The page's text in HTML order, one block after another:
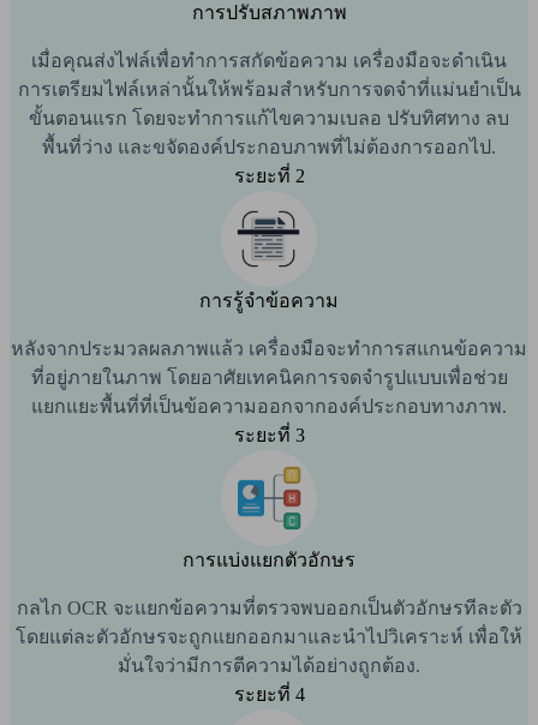
การปรับสภาพภาพ
เมื่อคุณส่งไฟล์เพื่อทำการสกัดข้อความ เครื่องมือจะดำเนิน
การเตรียมไฟล์เหล่านั้นให้พร้อมสำหรับการจดจำที่แม่นยำเป็น
ขั้นตอนแรก โดยจะทำการแก้ไขความเบลอ ปรับทิศทาง ลบ
พื้นที่ว่าง และขจัดองค์ประกอบภาพที่ไม่ต้องการออกไป.
ระยะที่ 2
การรู้จำข้อความ
หลังจากประมวลผลภาพแล้ว เครื่องมือจะทำการสแกนข้อความ
ที่อยู่ภายในภาพ โดยอาศัยเทคนิคการจดจำรูปแบบเพื่อช่วย
แยกแยะพื้นที่ที่เป็นข้อความออกจากองค์ประกอบทางภาพ.
ระยะที่ 3
การแบ่งแยกตัวอักษร
กลไก OCR จะแยกข้อความที่ตรวจพบออกเป็นตัวอักษรทีละตัว
โดยแต่ละตัวอักษรจะถูกแยกออกมาและนำไปวิเคราะห์ เพื่อให้
มั่นใจว่ามีการตีความได้อย่างถูกต้อง.
ระยะที่ 4